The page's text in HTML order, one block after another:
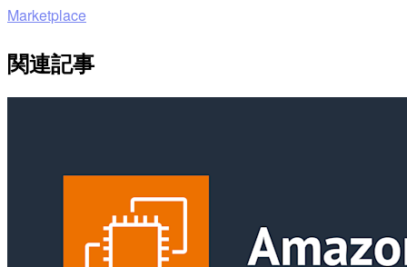
Marketplace
関連記事